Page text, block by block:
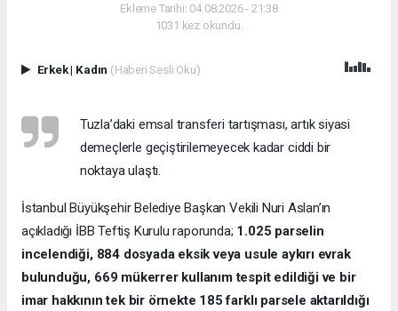
Ekleme Tarihi: 04.08.2026 - 21:38
1031 kez okundu.
Erkek| Kadın (Haberi Sesli Oku)
Tuzla’daki emsal transferi tartışması, artık siyasi
demeçlerle geçiştirilemeyecek kadar ciddi bir
noktaya ulaştı.
İstanbul Büyükşehir Belediye Başkan Vekili Nuri Aslan’ın
açıkladığı İBB Teftiş Kurulu raporunda; 1.025 parselin
incelendiği, 884 dosyada eksik veya usule aykırı evrak
bulunduğu, 669 mükerrer kullanım tespit edildiği ve bir
imar hakkının tek bir örnekte 185 farklı parsele aktarıldığı